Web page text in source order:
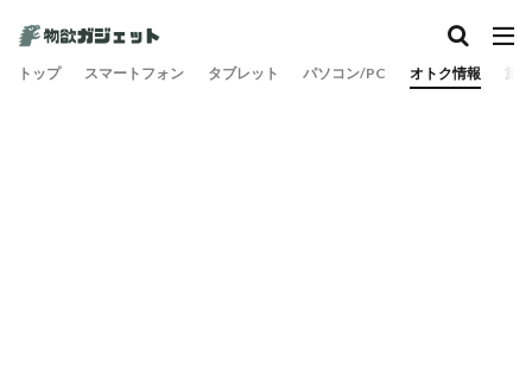
トップ スマートフォン タブレット パソコン/PC オトク情報 旅
カテゴリー